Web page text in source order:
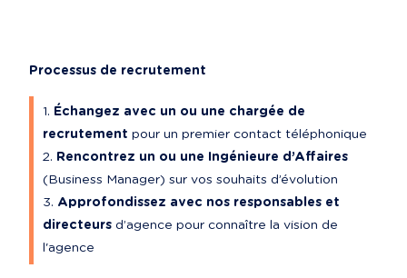
Processus de recrutement
Échangez avec un ou une chargée de
recrutement pour un premier contact téléphonique
Rencontrez un ou une Ingénieure d’Affaires
(Business Manager) sur vos souhaits d’évolution
Approfondissez avec nos responsables et
directeurs d’agence pour connaître la vision de
l'agence